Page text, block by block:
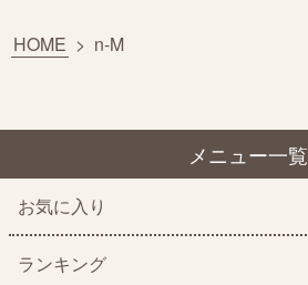
HOME > n-M
メニュー一覧
お気に入り
ランキング